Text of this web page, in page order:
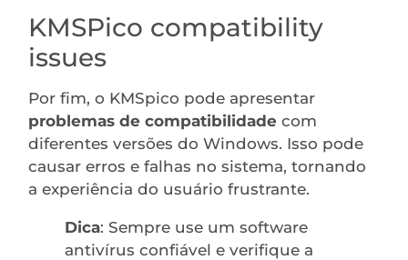
KMSPico compatibility
issues
Por fim, o KMSpico pode apresentar
problemas de compatibilidade com
diferentes versões do Windows. Isso pode
causar erros e falhas no sistema, tornando
a experiência do usuário frustrante.
Dica: Sempre use um software
antivírus confiável e verifique a